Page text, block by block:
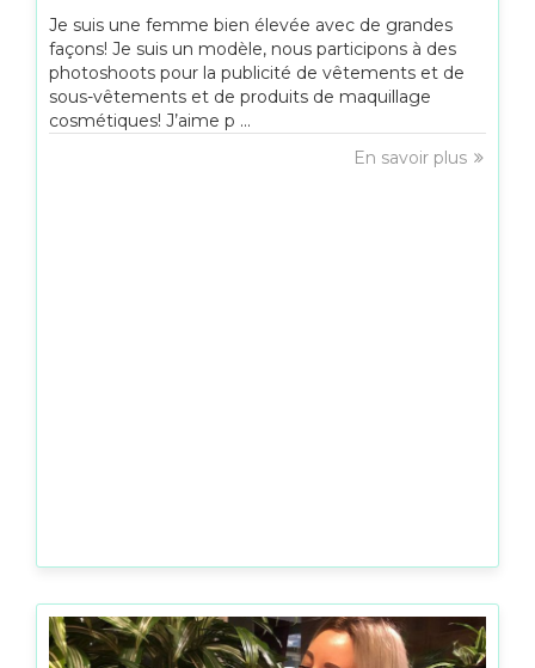
Je suis une femme bien élevée avec de grandes
façons! Je suis un modèle, nous participons à des
photoshoots pour la publicité de vêtements et de
sous-vêtements et de produits de maquillage
cosmétiques! J’aime p ...
En savoir plus